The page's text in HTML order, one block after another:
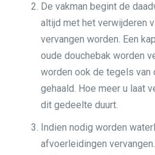
De vakman begint de
altijd met het verwijderen
vervangen worden. Een
oude douchebak worden
worden ook de tegels van
gehaald. Hoe meer u laat
dit gedeelte duurt.
Indien nodig worden
afvoerleidingen